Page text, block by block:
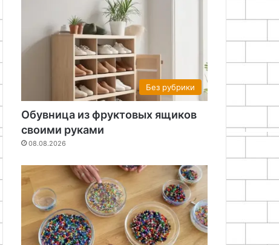
Без рубрики
Обувница из фруктовых ящиков
своими руками
08.08.2026